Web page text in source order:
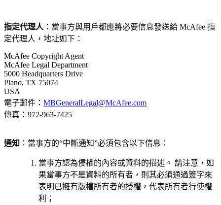
指定代理人 ：當事方與用戶都應將必要信息發送給 McAfee 指
定代理人，地址如下：
McAfee Copyright Agent
McAfee Legal Department
5000 Headquarters Drive
Plano, TX 75074
USA
電子郵件： MBGeneralLegal@McAfee.com
傳真：972-963-7425
通知 ：當事方的“中斷通知”必須包含以下信息：
當事方認為侵權的內容或資料的描述。 請注意，如
果當事方不是資料的所有者，則其必須通過簽字來
表明已擁有版權所有者的授權，代表所有者行使權
利；